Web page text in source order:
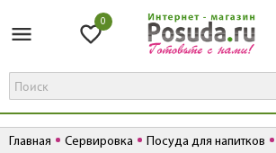
0
Главная Сервировка Посуда для напитков